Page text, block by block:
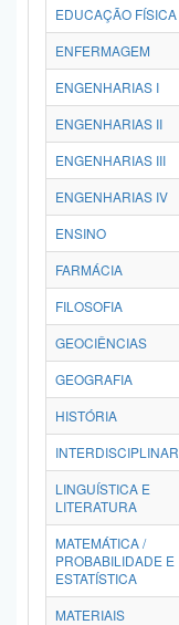
EDUCAÇÃO FÍSICA
ENFERMAGEM
ENGENHARIAS I
ENGENHARIAS II
ENGENHARIAS III
ENGENHARIAS IV
ENSINO
FARMÁCIA
FILOSOFIA
GEOCIÊNCIAS
GEOGRAFIA
HISTÓRIA
INTERDISCIPLINAR
LINGUÍSTICA E
LITERATURA
MATEMÁTICA /
PROBABILIDADE E
ESTATÍSTICA
MATERIAIS